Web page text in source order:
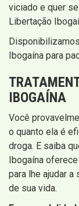
viciado e quer se
Libertação
Ibogaína para
IBOGAÍNA
Você
o quanto ela é
droga. E saiba
Ibogaína
para lhe ajudar
de sua vida.